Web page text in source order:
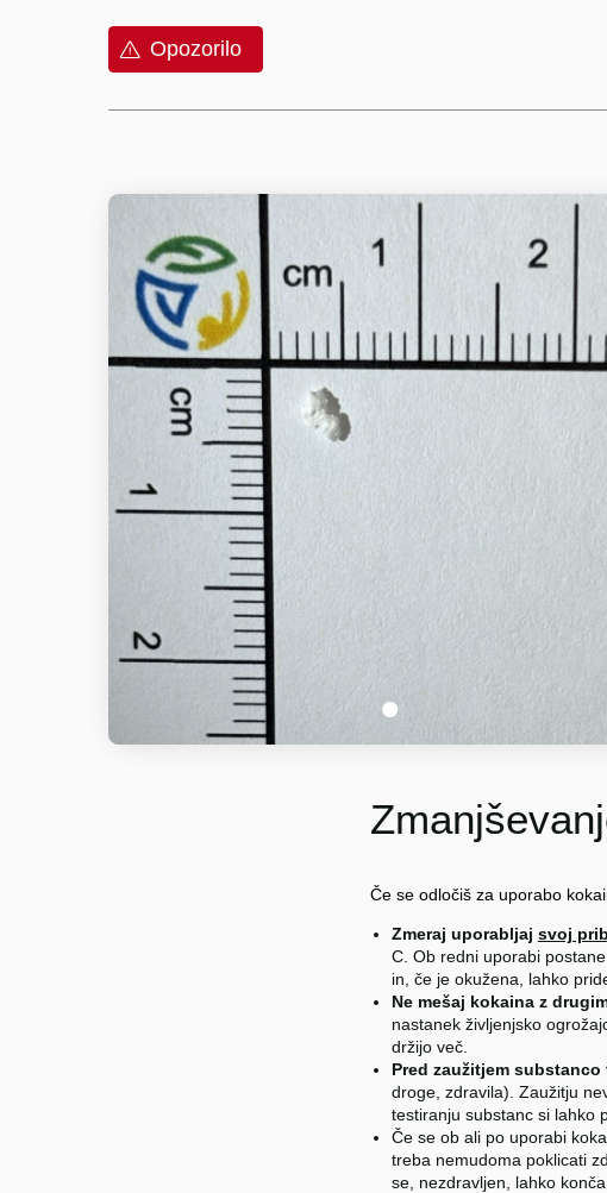
Opozorilo
1
Če se odločiš za uporabo
Zmeraj uporabljaj svoj
C. Ob redni uporabi
in, če je okužena, lahko
Ne mešaj kokaina z
nastanek življenjsko
držijo več.
Pred zaužitjem substanco
droge, zdravila). Zaužitju
testiranju substanc si lahko
Če se ob ali po uporabi
treba nemudoma poklicati
se, nezdravljen, lahko konča